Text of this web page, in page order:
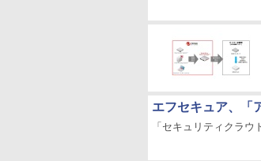
エフセキュア、「
「セキュリティクラ